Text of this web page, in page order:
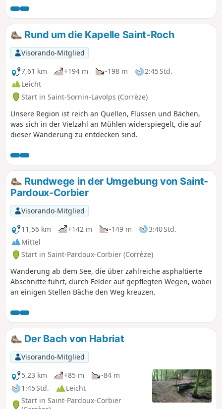
Rund um die Kapelle Saint-Roch
Visorando-Mitglied
7,61 km
+194 m -198 m
2:45 Std.
Leicht
Start in Saint-Sornin-Lavolps (Corrèze)
Unsere Region ist reich an Quellen, Flüssen und Bächen,
was sich in der Vielzahl an Mühlen widerspiegelt, die auf
dieser Wanderung zu entdecken sind.
Rundwege in der Umgebung von Saint-
Pardoux-Corbier
Visorando-Mitglied
11,56 km
+142 m -149 m
3:40 Std.
Mittel
Start in Saint-Pardoux-Corbier (Corrèze)
Wanderung ab dem See, die über zahlreiche asphaltierte
Abschnitte führt, durch Felder auf gepflegten Wegen, wobei
an einigen Stellen Bäche den Weg kreuzen.
Der Bach von Habriat
Visorando-Mitglied
5,23 km
+85 m
-84 m
1:45 Std.
Leicht
Start in Saint-Pardoux-Corbier